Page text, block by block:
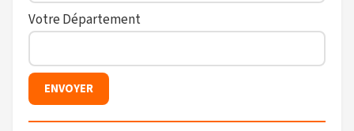
Votre Département